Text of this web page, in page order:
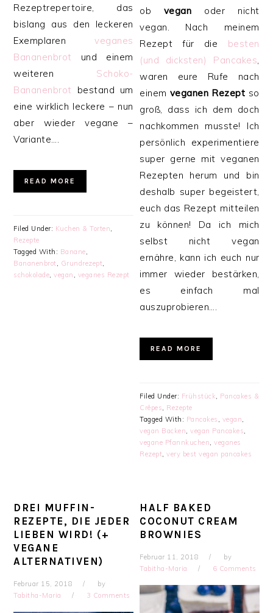
Rezeptrepertoire, das
bislang aus den leckeren
Exemplarenveganes
Bananenbrot und einem
weiteren Schoko-
Bananenbrot bestand um
eine wirklich leckere – nun
aber wieder vegane –
Variante….
READ MORE
Filed Under: Kuchen & Torten,
Rezepte
Tagged With: Banane,
Bananenbrot, Grundrezept,
schokolade,vegan , veganes Rezept
ob vegan oder nicht
vegan. Nach meinem
Rezept für die besten
(und dicksten) Pancakes,
waren eure Rufe nach
einem veganen Rezept so
groß, dass ich dem doch
nachkommen musste! Ich
persönlich experimentiere
super gerne mit veganen
Rezepten herum und bin
deshalb super begeistert,
euch das Rezept mitteilen
zu können! Da ich mich
selbst nicht vegan
ernähre, kann ich euch nur
immer wieder bestärken,
es einfach mal
auszuprobieren….
READ MORE
Filed Under: Frühstück, Pancakes &
Crêpes, Rezepte
Tagged With: Pancakes , vegan,
vegan Backen,vegan Pancakes,
vegane Pfannkuchen,veganes
Rezept,very best vegan pancakes
DREI MUFFIN-
REZEPTE, DIE JEDER
LIEBEN WIRD! (+
VEGANE
ALTERNATIVEN)
Februar 15, 2018
by
Tabitha-Maria
3 Comments
HALF BAKED
COCONUT CREAM
BROWNIES
Februar 11, 2018
by
Tabitha-Maria
6 Comments